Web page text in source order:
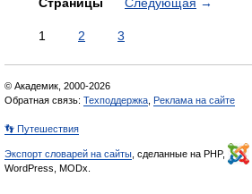
1 2 3
© Академик, 2000-2026
Обратная связь: Техподдержка Реклама на сайте
👣 Путешествия
Экспорт словарей на сайты , сделанные на PHP,
WordPress, MODx.